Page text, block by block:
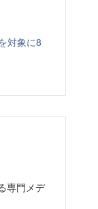
対象に8
専門メデ